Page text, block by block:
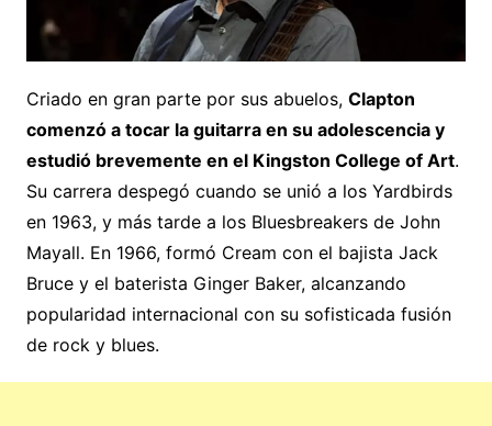
Criado en gran parte por sus abuelos, Clapton
comenzó a tocar la guitarra en su adolescencia y
estudió brevemente en el Kingston College of Art.
Su carrera despegó cuando se unió a los Yardbirds
en 1963, y más tarde a los Bluesbreakers de John
Mayall. En 1966, formó Cream con el bajista Jack
Bruce y el baterista Ginger Baker, alcanzando
popularidad internacional con su sofisticada fusión
de rock y blues.